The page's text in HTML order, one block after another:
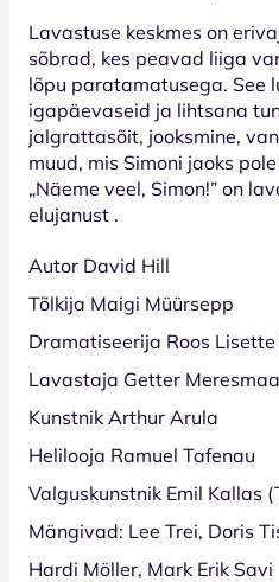
Lavastuse keskmes on
sõbrad, kes peavad liiga
lõpu paratamatusega. See
igapäevaseid ja lihtsana
jalgrattasõit, jooksmine,
muud, mis Simoni jaoks
„Näeme veel, Simon!” on
elujanust .
Autor David Hill
Tõlkija Maigi Müürsepp
Dramatiseerija Roos
Lavastaja Getter Meresmaa
Kunstnik Arthur Arula
Helilooja Ramuel Tafenau
Valguskunstnik Emil Kallas
Mängivad: Lee Trei, Doris
Hardi Möller, Mark Erik Savi